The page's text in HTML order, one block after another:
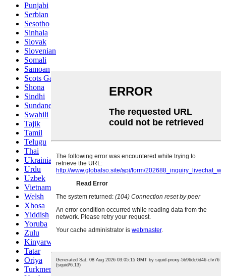
Punjabi
Serbian
Sesotho
Sinhala
Slovak
Slovenian
Somali
Samoan
Scots Gaelic
Shona
Sindhi
Sundanese
Swahili
Tajik
Tamil
Telugu
Thai
Ukrainian
Urdu
Uzbek
Vietnamese
Welsh
Xhosa
Yiddish
Yoruba
Zulu
Kinyarwanda
Tatar
Oriya
Turkmen